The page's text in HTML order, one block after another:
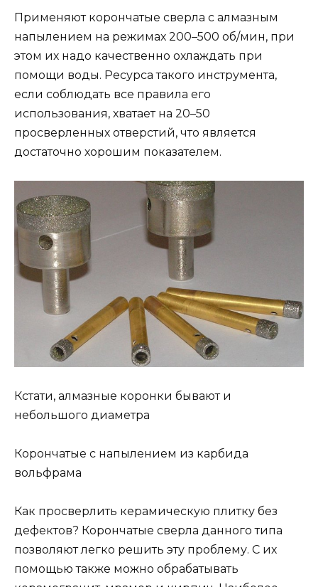
Применяют корончатые сверла с алмазным
напылением на режимах 200–500 об/мин, при
этом их надо качественно охлаждать при
помощи воды. Ресурса такого инструмента,
если соблюдать все правила его
использования, хватает на 20–50
просверленных отверстий, что является
достаточно хорошим показателем.
Кстати, алмазные коронки бывают и
небольшого диаметра
Корончатые с напылением из карбида
вольфрама
Как просверлить керамическую плитку без
дефектов? Корончатые сверла данного типа
позволяют легко решить эту проблему. С их
помощью также можно обрабатывать